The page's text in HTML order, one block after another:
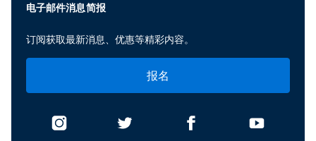
电子邮件消息简报
订阅获取最新消息、优惠等精彩内容。
报名